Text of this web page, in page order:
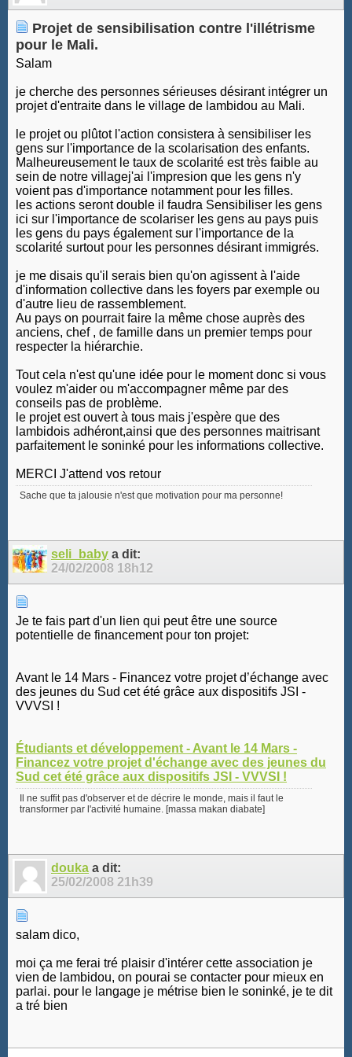
Projet de sensibilisation contre l'illétrisme
pour le Mali.
Salam
je cherche des personnes sérieuses désirant intégrer un
projet d'entraite dans le village de lambidou au Mali.
le projet ou plûtot l'action consistera à sensibiliser les
gens sur l'importance de la scolarisation des enfants.
Malheureusement le taux de scolarité est très faible au
sein de notre villagej'ai l'impresion que les gens n'y
voient pas d'importance notamment pour les filles.
les actions seront double il faudra Sensibiliser les gens
ici sur l'importance de scolariser les gens au pays puis
les gens du pays également sur l'importance de la
scolarité surtout pour les personnes désirant immigrés.
je me disais qu'il serais bien qu'on agissent à l'aide
d'information collective dans les foyers par exemple ou
d'autre lieu de rassemblement.
Au pays on pourrait faire la même chose auprès des
anciens, chef , de famille dans un premier temps pour
respecter la hiérarchie.
Tout cela n'est qu'une idée pour le moment donc si vous
voulez m'aider ou m'accompagner même par des
conseils pas de problème.
le projet est ouvert à tous mais j'espère que des
lambidois adhéront,ainsi que des personnes maitrisant
parfaitement le soninké pour les informations collective.
MERCI J'attend vos retour
Sache que ta jalousie n'est que motivation pour ma personne!
seli_baby a dit:
24/02/2008 18h12
Je te fais part d'un lien qui peut être une source
potentielle de financement pour ton projet:
Avant le 14 Mars - Financez votre projet d’échange avec
des jeunes du Sud cet été grâce aux dispositifs JSI -
VVVSI !
Étudiants et développement - Avant le 14 Mars -
Financez votre projet d'échange avec des jeunes du
Sud cet été grâce aux dispositifs JSI - VVVSI !
Il ne suffit pas d'observer et de décrire le monde, mais il faut le
transformer par l'activité humaine. [massa makan diabate]
douka a dit:
25/02/2008 21h39
salam dico,
moi ça me ferai tré plaisir d'intérer cette association je
vien de lambidou, on pourai se contacter pour mieux en
parlai. pour le langage je métrise bien le soninké, je te dit
a tré bien